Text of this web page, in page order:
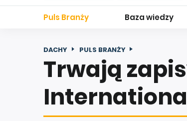
Puls Branży Baza wiedzy
DACHY PULS BRANŻY
Trwają